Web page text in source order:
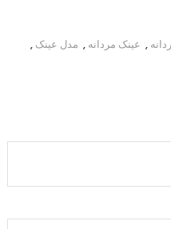
, عینک مردانه , مدل عینک ,